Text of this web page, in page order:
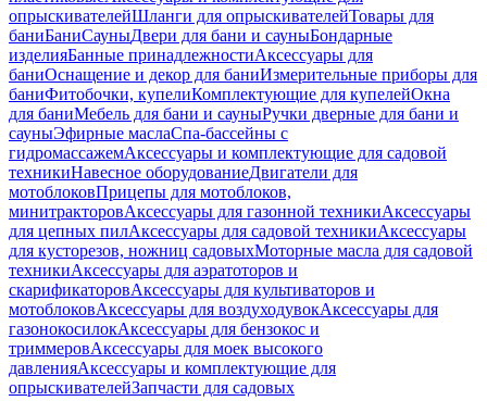
опрыскивателейШланги для опрыскивателейТовары для
баниБаниСауныДвери для бани и сауныБондарные
изделияБанные принадлежностиАксессуары для
баниОснащение и декор для баниИзмерительные приборы для
баниФитобочки, купелиКомплектующие для купелейОкна
для баниМебель для бани и сауныРучки дверные для бани и
сауныЭфирные маслаСпа-бассейны с
гидромассажемАксессуары и комплектующие для садовой
техникиНавесное оборудованиеДвигатели для
мотоблоковПрицепы для мотоблоков,
минитракторовАксессуары для газонной техникиАксессуары
для цепных пилАксессуары для садовой техникиАксессуары
для кусторезов, ножниц садовыхМоторные масла для садовой
техникиАксессуары для аэратоторов и
скарификаторовАксессуары для культиваторов и
мотоблоковАксессуары для воздуходувокАксессуары для
газонокосилокАксессуары для бензокос и
триммеровАксессуары для моек высокого
давленияАксессуары и комплектующие для
опрыскивателейЗапчасти для садовых